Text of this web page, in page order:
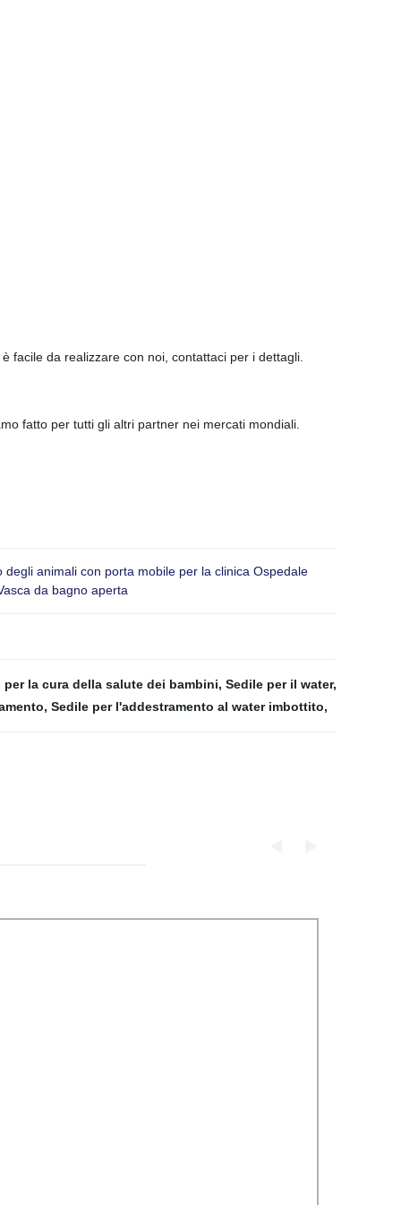
facile da realizzare con noi, contattaci per i dettagli.
fatto per tutti gli altri partner nei mercati mondiali.
animali con porta mobile per la clinica Ospedale
da bagno aperta
per la cura della salute dei bambini, Sedile per il water,
, Sedile per l'addestramento al water imbottito,